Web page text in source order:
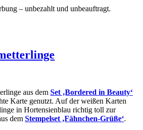
– unbezahlt und unbeauftragt.
aus dem Set ‚Bordered in Beauty‘
Karte genutzt. Auf der weißen Karten
in Hortensienblau richtig toll zur
dem Stempelset ‚Fähnchen-Grüße‘.